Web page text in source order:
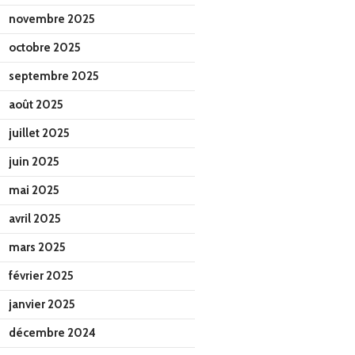
novembre 2025
octobre 2025
septembre 2025
août 2025
juillet 2025
juin 2025
mai 2025
avril 2025
mars 2025
février 2025
janvier 2025
décembre 2024